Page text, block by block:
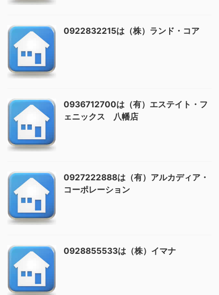
0922832215は（株）ランド・コア
0936712700は（有）エステイト・フ
ェニックス 八幡店
0927222888は（有）アルカディア・
コーポレーション
0928855533は（株）イマナ